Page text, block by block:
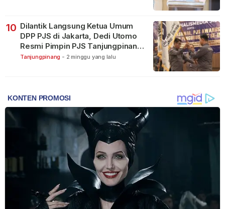
10 Dilantik Langsung Ketua Umum
DPP PJS di Jakarta, Dedi Utomo
Resmi Pimpin PJS Tanjungpinang-
Bintan
Tanjungpinang - 2 minggu yang lalu